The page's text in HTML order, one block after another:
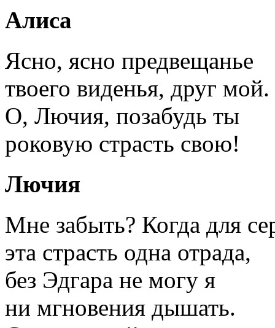
Алиса
Ясно, ясно предвещанье
твоего виденья, друг мой.
О, Лючия, позабудь ты
роковую страсть свою!
Лючия
Мне забыть? Когда для
эта страсть одна отрада,
без Эдгара не могу я
ни мгновения дышать.